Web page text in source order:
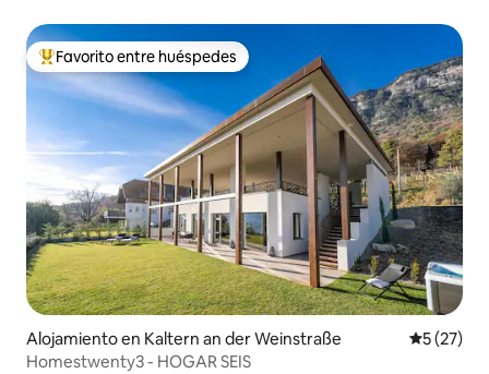
Favorito entre huéspedes preferido
Favorito entre huéspedes
Alojamiento en Kaltern an der Weinstraße
5 (27)
Homestwenty3 - HOGAR SEIS